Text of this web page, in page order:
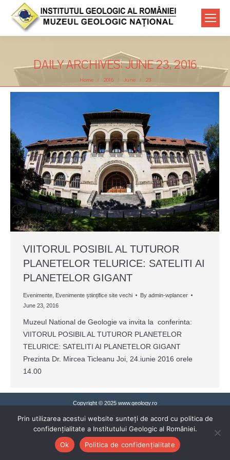
DAILY ARCHIVES:JUNE 23, 2016
You are here:
Home 2016 June 23
VIITORUL POSIBIL AL TUTUROR
PLANETELOR TELURICE: SATELITI AI
PLANETELOR GIGANT
Evenimente Evenimente științifice site vechi By admin-wplancer
June 23, 2016
Muzeul National de Geologie va invita la conferinta:
VIITORUL POSIBIL AL TUTUROR PLANETELOR
TELURICE: SATELITI AI PLANETELOR GIGANT
Prezinta Dr. Mircea Ticleanu Joi, 24.iunie 2016 orele
14.00
Copyright © 2025 www.geology.ro
Prin utilizarea acestui website sunteți de acord cu politica de
confidențialitate a Institutului Geologic al României.
Ok
Politica de confidențialitate